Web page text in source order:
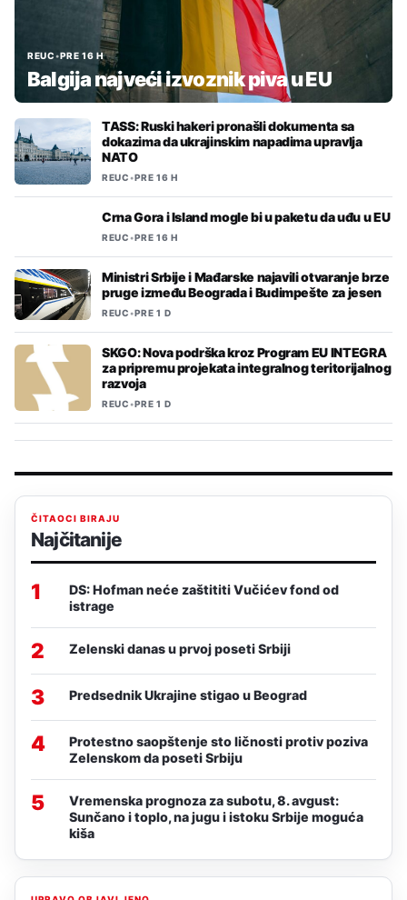
REUC•PRE 16 H
Balgija najveći izvoznik piva u EU
TASS: Ruski hakeri pronašli dokumenta sa
dokazima da ukrajinskim napadima upravlja
NATO
REUC•PRE 16 H
Crna Gora i Island mogle bi u paketu da uđu u EU
REUC•PRE 16 H
Ministri Srbije i Mađarske najavili otvaranje brze
pruge između Beograda i Budimpešte za jesen
REUC•PRE 1 D
SKGO: Nova podrška kroz Program EU INTEGRA
za pripremu projekata integralnog teritorijalnog
razvoja
REUC•PRE 1 D
ČITAOCI BIRAJU
Najčitanije
1
DS: Hofman neće zaštititi Vučićev fond od
istrage
2 Zelenski danas u prvoj poseti Srbiji
3 Predsednik Ukrajine stigao u Beograd
4
Protestno saopštenje sto ličnosti protiv poziva
Zelenskom da poseti Srbiju
5
Vremenska prognoza za subotu, 8. avgust:
Sunčano i toplo, na jugu i istoku Srbije moguća
kiša